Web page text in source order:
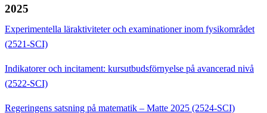
2025
Experimentella läraktiviteter och examinationer inom fysikområdet
(2521-SCI)
Indikatorer och incitament: kursutbudsförnyelse på avancerad nivå
(2522-SCI)
Regeringens satsning på matematik – Matte 2025 (2524-SCI)